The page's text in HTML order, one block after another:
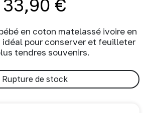
33,90 €
en coton matelassé ivoire en
idéal pour conserver et feuilleter
tendres souvenirs.
Rupture de stock